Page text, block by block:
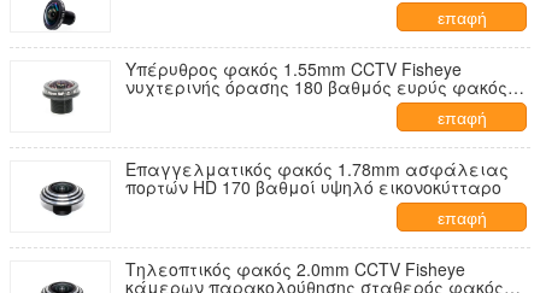
επαφή
Υπέρυθρος φακός 1.55mm CCTV Fisheye
νυχτερινής όρασης 180 βαθμός ευρύς φακός
επαφή
Επαγγελματικός φακός 1.78mm ασφάλειας
πορτών HD 170 βαθμοί υψηλό εικονοκύτταρο
επαφή
Τηλεοπτικός φακός 2.0mm CCTV Fisheye
κάμερων παρακολούθησης σταθερός φακός